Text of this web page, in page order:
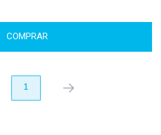
COMPRAR
1 próximo